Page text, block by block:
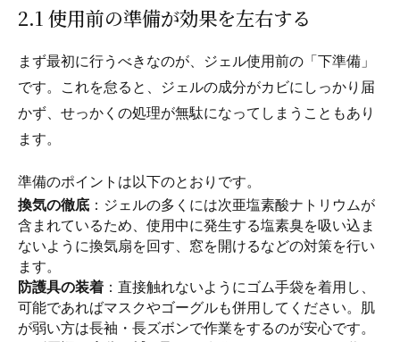
2.1 使用前の準備が効果を左右する
まず最初に行うべきなのが、ジェル使用前の「下準備」
です。これを怠ると、ジェルの成分がカビにしっかり届
かず、せっかくの処理が無駄になってしまうこともあり
ます。
準備のポイントは以下のとおりです。
換気の徹底 ：ジェルの多くには次亜塩素酸ナトリウムが
含まれているため、使用中に発生する塩素臭を吸い込ま
ないように換気扇を回す、窓を開けるなどの対策を行い
ます。
防護具の装着 ：直接触れないようにゴム手袋を着用し、
可能であればマスクやゴーグルも併用してください。肌
が弱い方は長袖・長ズボンで作業をするのが安心です。